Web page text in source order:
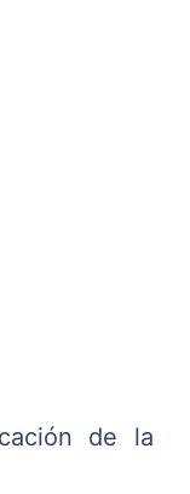
de la